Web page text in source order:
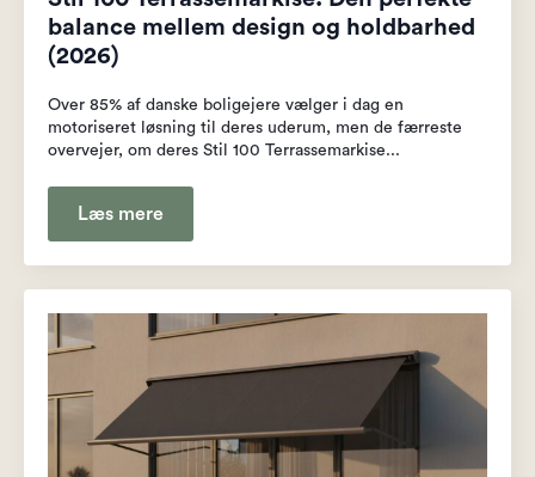
balance mellem design og holdbarhed
(2026)
Over 85% af danske boligejere vælger i dag en
motoriseret løsning til deres uderum, men de færreste
overvejer, om deres Stil 100 Terrassemarkise...
Læs mere